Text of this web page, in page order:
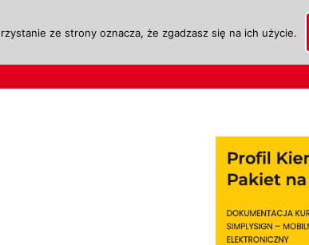
ze strony oznacza, że zgadzasz się na ich użycie.